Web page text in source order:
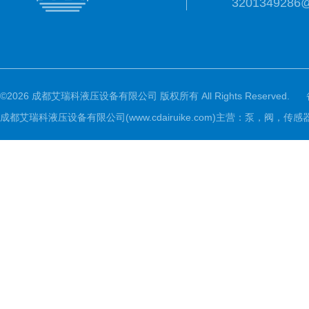
©2026 成都艾瑞科液压设备有限公司 版权所有 All Rights Reserved.
成都艾瑞科液压设备有限公司(www.cdairuike.com)主营：泵，阀，传